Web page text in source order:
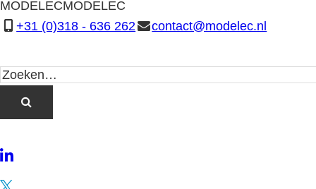
MODELECMODELEC
+31 (0)318 - 636 262
contact@modelec.nl
LinkedIn